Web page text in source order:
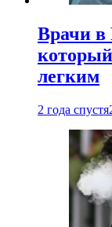
Врачи в
легким
2 года спустя